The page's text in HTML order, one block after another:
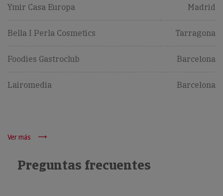
Ymir Casa Europa Madrid
Bella I Perla Cosmetics Tarragona
Foodies Gastroclub Barcelona
Lairomedia Barcelona
Ver más
Preguntas frecuentes